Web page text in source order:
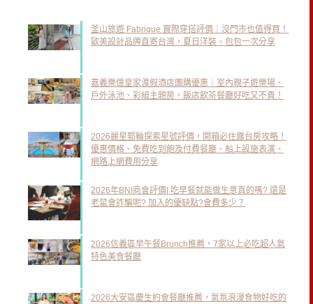
釜山旅遊 Fabrique 實際穿搭評價｜沒門市也值得買！
歐美設計品牌直寄台灣，夏日洋裝、包包一次分享
嘉義樂億皇家渡假酒店團購優惠｜室內親子遊樂場、
戶外泳池、彩繪主題房，飯店飲茶餐廳好吃又不貴！
2026麗星郵輪探索星號評價，開箱必住露台房攻略！
優惠價格、免費吃到飽及付費餐廳、船上設施表演、
網路上網費用分享
2026年BNI商會評價| 吃早餐就能做生意真的嗎? 還是
老鼠會詐騙呢? 加入的優缺點?會費多少？
2026信義區早午餐Brunch推薦，7家以上必吃超人氣
特色美食餐廳
2026大安區慶生約會餐廳推薦，氣氛浪漫食物好吃的